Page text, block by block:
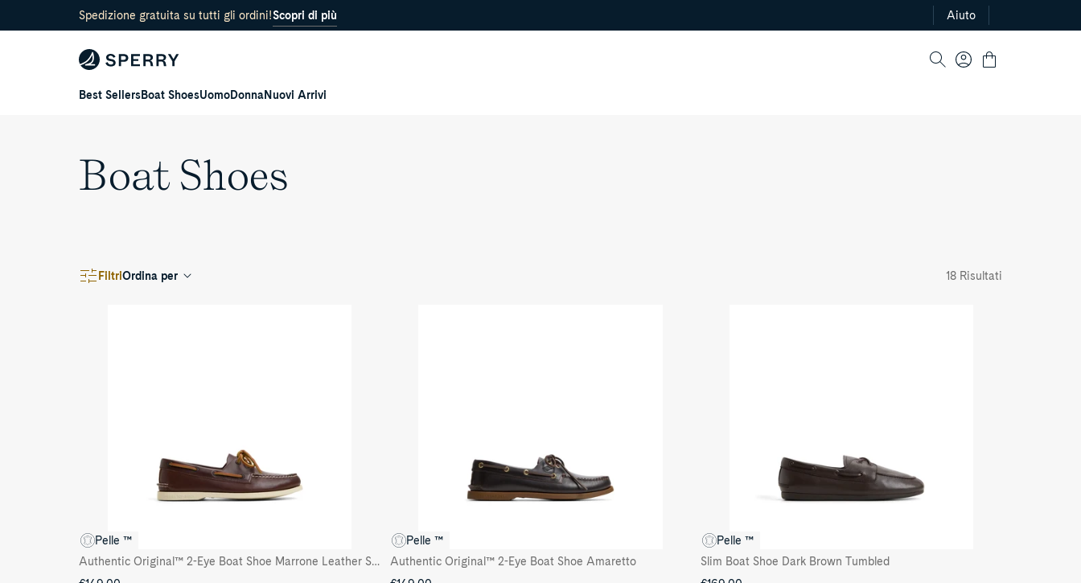
missing:
Spedizione gratuita su tutti gli ordini!Scopri di più Aiuto
Best SellersBoat ShoesUomoDonnaNuovi Arrivi
Log Cart
Boat Shoes
FiltriOrdina per 18 Risultati
Pelle ™
Authentic Original™ 2-Eye Boat Shoe Marrone Leather Smooth
Pelle ™
Authentic Original™ 2-Eye Boat Shoe Amaretto
Pelle ™
Slim Boat Shoe Dark Brown Tumbled